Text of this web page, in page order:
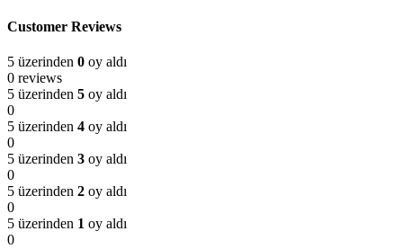
Customer Reviews
5 üzerinden 0 oy aldı
0 reviews
5 üzerinden 5 oy aldı
0
5 üzerinden 4 oy aldı
0
5 üzerinden 3 oy aldı
0
5 üzerinden 2 oy aldı
0
5 üzerinden 1 oy aldı
0